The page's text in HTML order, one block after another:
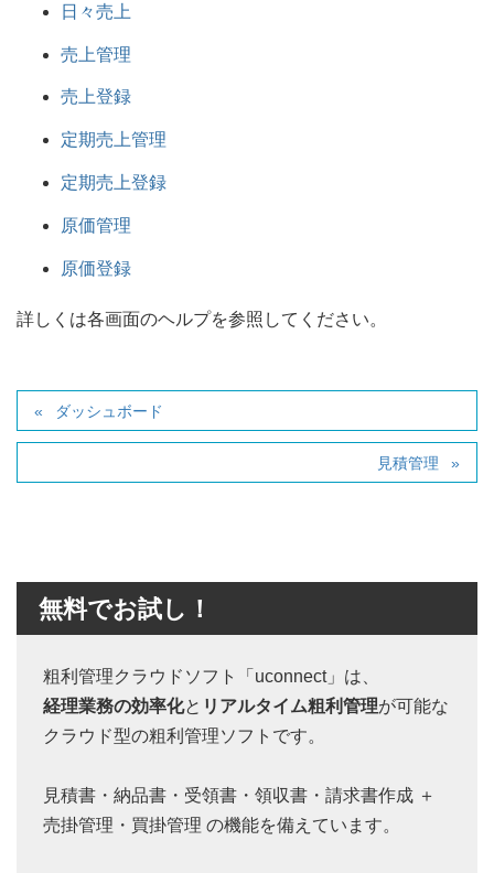
日々売上
売上管理
売上登録
定期売上管理
定期売上登録
原価管理
原価登録
詳しくは各画面のヘルプを参照してください。
ダッシュボード
見積管理
無料でお試し！
粗利管理クラウドソフト「uconnect」は、
経理業務の効率化と リアルタイム粗利管理が可能な
クラウド型の粗利管理ソフトです。
見積書・納品書・受領書・領収書・請求書作成 ＋
売掛管理・買掛管理 の機能を備えています。